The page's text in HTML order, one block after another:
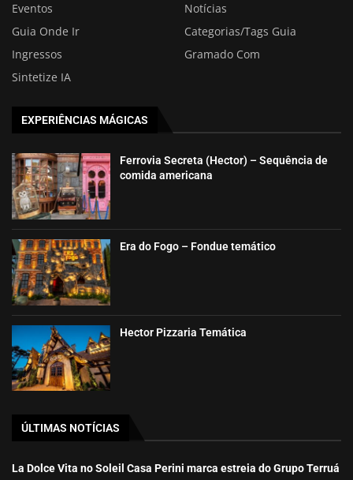
Eventos
Notícias
Guia Onde Ir
Categorias/Tags Guia
Ingressos
Gramado Com
Sintetize IA
EXPERIÊNCIAS MÁGICAS
Ferrovia Secreta (Hector) – Sequência de
comida americana
Era do Fogo – Fondue temático
Hector Pizzaria Temática
ÚLTIMAS NOTÍCIAS
La Dolce Vita no Soleil Casa Perini marca estreia do Grupo Terruá